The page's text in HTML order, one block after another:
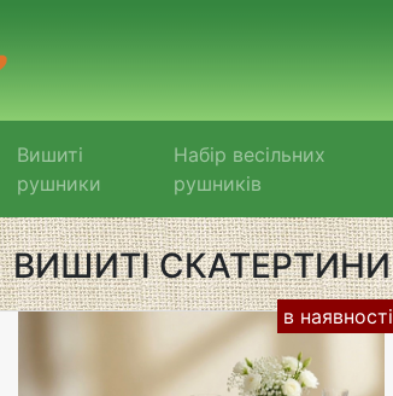
Вишиті
рушники
Набір весільних
рушників
ВИШИТІ СКАТЕРТИНИ
в наявності